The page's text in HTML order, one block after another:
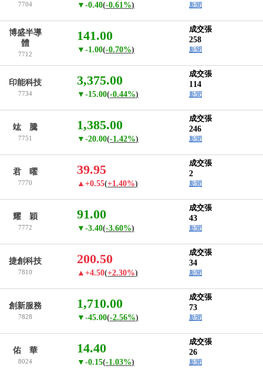
7704 ▼-0.40(-0.61%) 新聞
博盛半導
體
7712
141.00
▼-1.00(-0.70%)
成交張
258
新聞
印能科技
7734
3,375.00
▼-15.00(-0.44%)
成交張
114
新聞
竑 騰
7751
1,385.00
▼-20.00(-1.42%)
成交張
246
新聞
君 曜
7770
39.95
▲+0.55(+1.40%)
成交張
2
新聞
耀 穎
7772
91.00
▼-3.40(-3.60%)
成交張
43
新聞
捷創科技
7810
200.50
▲+4.50(+2.30%)
成交張
34
新聞
創新服務
7828
1,710.00
▼-45.00(-2.56%)
成交張
73
新聞
佑 華
8024
14.40
▼-0.15(-1.03%)
成交張
26
新聞